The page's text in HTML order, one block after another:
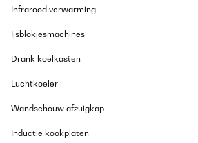
Infrarood verwarming
Ijsblokjesmachines
Drank koelkasten
Luchtkoeler
Wandschouw afzuigkap
Inductie kookplaten